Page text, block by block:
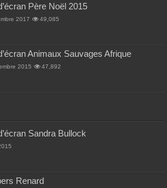
Père Noël 2015
2017 49,085
Animaux Sauvages Afrique
2015 47,892
Sandra Bullock
Renard